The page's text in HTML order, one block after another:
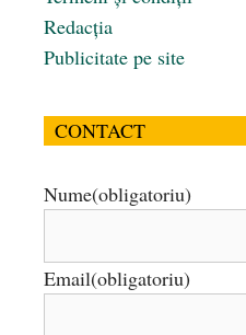
Redacția
Publicitate pe site
CONTACT
Nume(obligatoriu)
Email(obligatoriu)